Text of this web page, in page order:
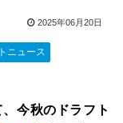
2025年06月20日
ニュース
今秋のドラフト